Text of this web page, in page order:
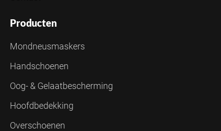
Producten
Mondneusmaskers
Handschoenen
Oog- & Gelaatbescherming
Hoofdbedekking
Overschoenen